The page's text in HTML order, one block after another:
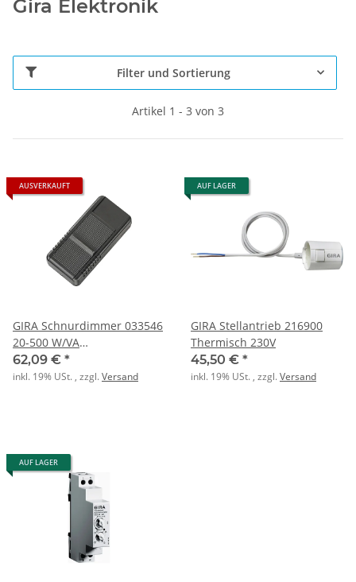
Gira Elektronik
Filter und Sortierung
Artikel 1 - 3 von 3
AUSVERKAUFT
GIRA Schnurdimmer 033546
20-500 W/VA
Hand/Fussbetätigung
62,09 € *
inkl. 19% USt. , zzgl.Versand
AUF LAGER
GIRA Stellantrieb 216900
Thermisch 230V
45,50 € *
inkl. 19% USt. , zzgl.Versand
AUF LAGER